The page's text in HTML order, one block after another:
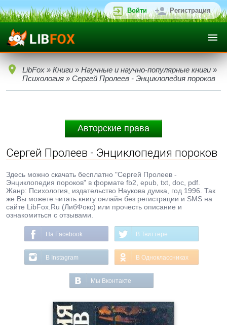
Войти Регистрация
LibFox » Книги » Научные и научно-популярные книги »
Психология » Сергей Пролеев - Энциклопедия пороков
Авторские права
Сергей Пролеев - Энциклопедия пороков
Здесь можно скачать бесплатно "Сергей Пролеев -
Энциклопедия пороков" в формате fb2, epub, txt, doc, pdf.
Жанр: Психология, издательство Наукова думка, год 1996. Так
же Вы можете читать книгу онлайн без регистрации и SMS на
сайте LibFox.Ru (ЛибФокс) или прочесть описание и
ознакомиться с отзывами.
На Facebook В Твиттере
В Instagram В Одноклассниках
Мы Вконтакте